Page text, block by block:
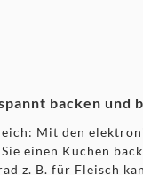
backen und
Mit den
einen Kuchen
z. B. für Fleisch